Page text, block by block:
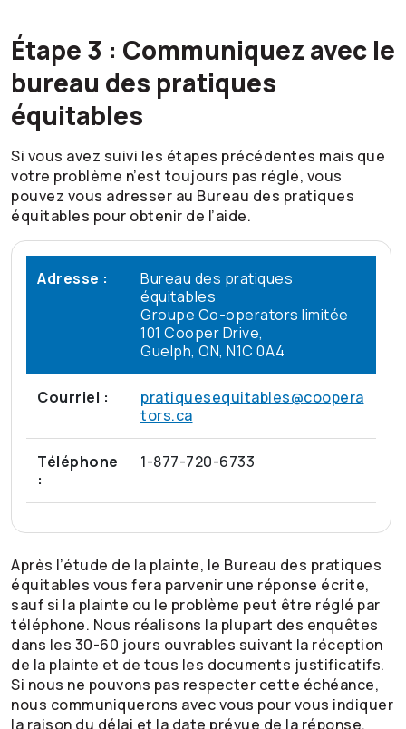
Étape 3 : Communiquez avec le
bureau des pratiques
équitables
Si vous avez suivi les étapes précédentes mais que
votre problème n’est toujours pas réglé, vous
pouvez vous adresser au Bureau des pratiques
équitables pour obtenir de l’aide.
Adresse :
Bureau des pratiques
équitables
Groupe Co-operators limitée
101 Cooper Drive,
Guelph, ON, N1C 0A4
Courriel :
pratiquesequitables@coopera
tors.ca
Téléphone
:
1-877-720-6733
Après l’étude de la plainte, le Bureau des pratiques
équitables vous fera parvenir une réponse écrite,
sauf si la plainte ou le problème peut être réglé par
téléphone. Nous réalisons la plupart des enquêtes
dans les 30-60 jours ouvrables suivant la réception
de la plainte et de tous les documents justificatifs.
Si nous ne pouvons pas respecter cette échéance,
nous communiquerons avec vous pour vous indiquer
la raison du délai et la date prévue de la réponse.